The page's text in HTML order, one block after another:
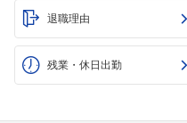
退職理由
残業・休日出勤